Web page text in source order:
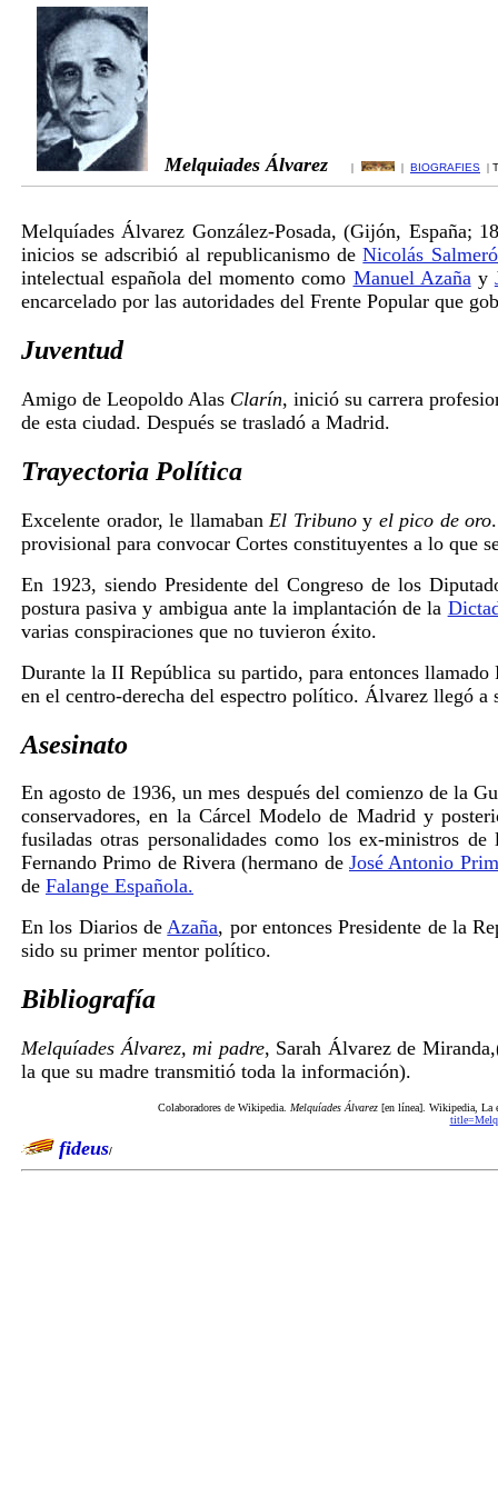
Melquiades Álvarez | | BIOGRAFIES |
Melquíades Álvarez González-Posada, (Gijón, España;
inicios se adscribió al republicanismo deNicolás
intelectual española del momento como Manuel Azañay
encarcelado por las autoridades del Frente Popular que
Juventud
Amigo de Leopoldo Alas Clarín, inició su carrera
de esta ciudad. Después se trasladó a Madrid.
Trayectoria Política
Excelente orador, le llamaban El Tribunoy el pico de oro
provisional para convocar Cortes constituyentes a lo que
En 1923, siendo Presidente del Congreso de los
postura pasiva y ambigua ante la implantación de la
varias conspiraciones que no tuvieron éxito.
Durante la II República su partido, para entonces
en el centro-derecha del espectro político. Álvarez llegó
Asesinato
En agosto de 1936, un mes después del comienzo de la
conservadores, en la Cárcel Modelo de Madrid y
fusiladas otras personalidades como los ex-ministros
Fernando Primo de Rivera (hermano de José Antonio
de Falange Española.
En los Diarios deAzaña, por entonces Presidente de la
sido su primer mentor político.
Bibliografía
Melquíades Álvarez, mi padre, Sarah Álvarez de
la que su madre transmitió toda la información).
Colaboradores de Wikipedia. Melquíades Álvarez[en línea]. Wikipedia, La
fideus/